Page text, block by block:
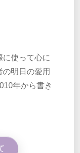
に使って心に
明日の愛用
年から書き